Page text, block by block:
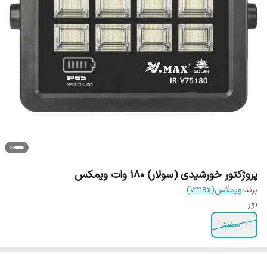
پروژکتور خورشیدی (سولار) 180 وات ویمکس
برند:ویمکس(vmax)
نور
سفید